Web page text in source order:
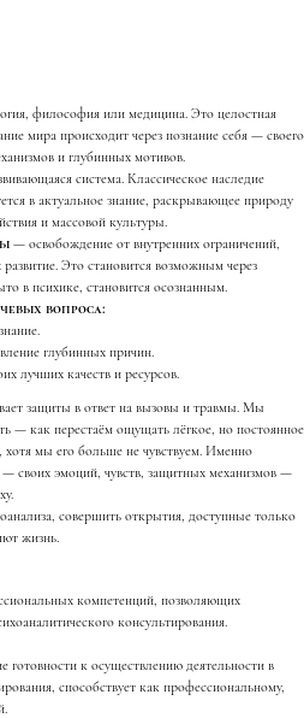
философия или медицина. Это целостная
мира происходит через познание себя — своего
и глубинных мотивов.
система. Классическое наследие
в актуальное знание, раскрывающее природу
и массовой культуры.
— освобождение от внутренних ограничений,
Это становится возможным через
в психике, становится осознанным.
вопроса:
глубинных причин.
лучших качеств и ресурсов.
защиты в ответ на вызовы и травмы. Мы
— как перестаём ощущать лёгкое, но постоянное
хотя мы его больше не чувствуем. Именно
своих эмоций, чувств, защитных механизмов —
совершить открытия, доступные только
жизнь.
компетенций, позволяющих
консультирования.
к осуществлению деятельности в
способствует как профессиональному,